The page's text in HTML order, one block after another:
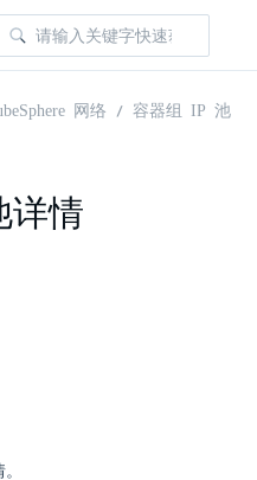
网络
容器组 IP 池
详情